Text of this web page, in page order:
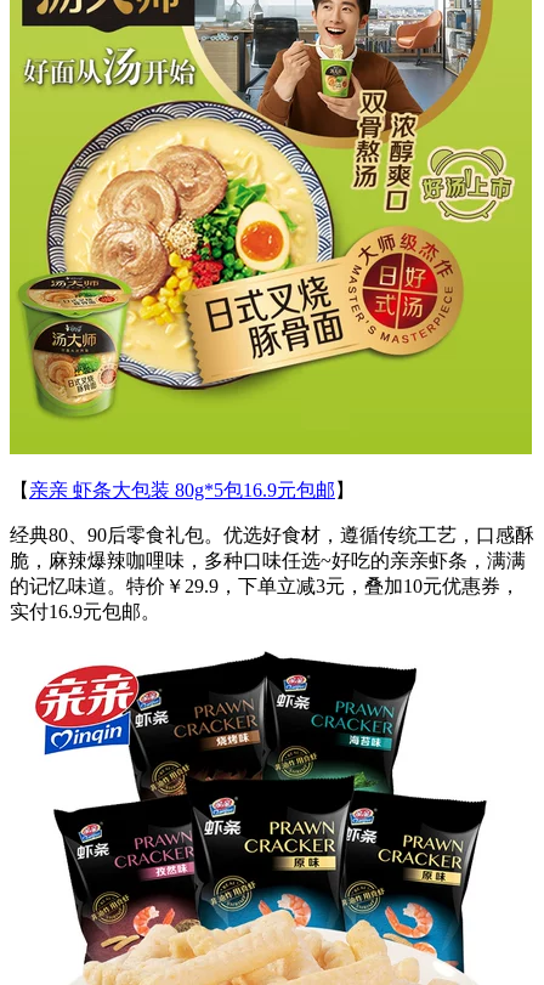
【 亲亲 虾条大包装 80g*5包16.9元包邮 】
经典80、90后零食礼包。优选好食材，遵循传统工艺，口感酥
脆，麻辣爆辣咖哩味，多种口味任选~好吃的亲亲虾条，满满
的记忆味道。特价￥29.9，下单立减3元，叠加10元优惠券，
实付16.9元包邮。